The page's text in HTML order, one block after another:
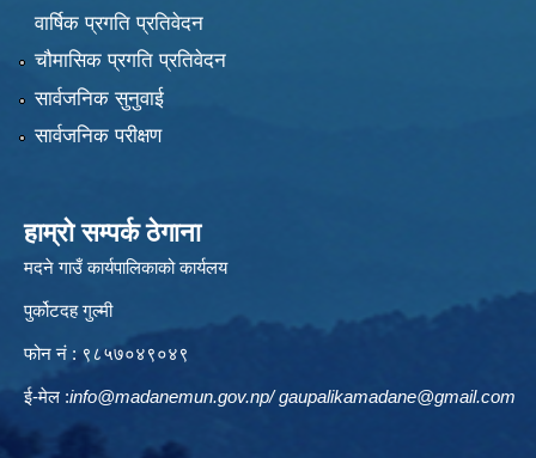
वार्षिक प्रगति प्रतिवेदन
चौमासिक प्रगति प्रतिवेदन
सार्वजनिक सुनुवाई
सार्वजनिक परीक्षण
हाम्रो सम्पर्क ठेगाना
मदने गाउँ कार्यपालिकाको कार्यलय
पुर्कोटदह गुल्मी
फोन नं : ९८५७०४९०४९
ई-मेल :info@madanemun.gov.np/gaupalikamadane@gmail.com